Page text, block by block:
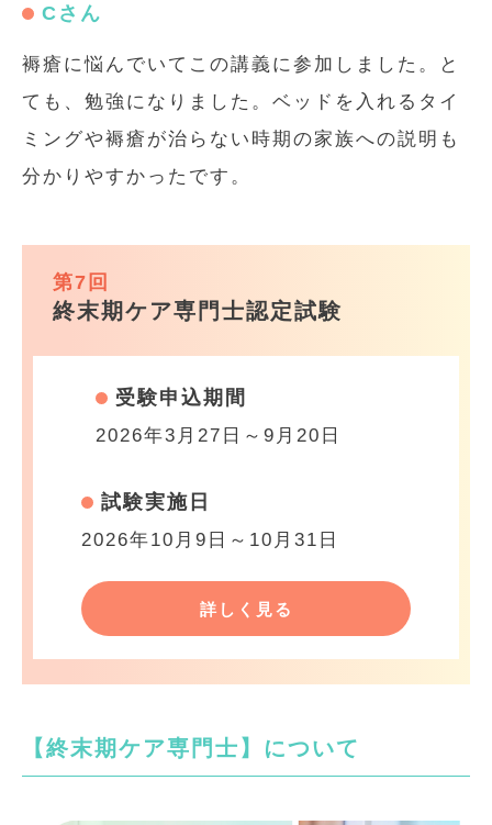
Cさん
褥瘡に悩んでいてこの講義に参加しました。と
ても、勉強になりました。ベッドを入れるタイ
ミングや褥瘡が治らない時期の家族への説明も
分かりやすかったです。
第7回
終末期ケア専門士認定試験
受験申込期間
2026年3月27日～9月20日
試験実施日
2026年10月9日～10月31日
詳しく見る
【終末期ケア専門士】について